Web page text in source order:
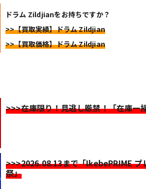
ドラム Zildjianをお持ちですか？
>>【買取実績】ドラム Zildjian
>>【買取価格】ドラム Zildjian
>>>在庫限り！見逃し厳禁！「在庫一
>>>2026.08.13まで「IkebePRIME プ
祭」